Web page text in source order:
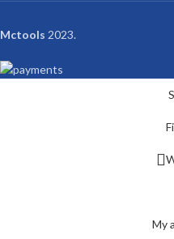
Mctools 2023.
My